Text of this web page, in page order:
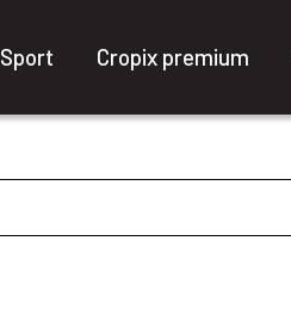
Sport Cropix premium